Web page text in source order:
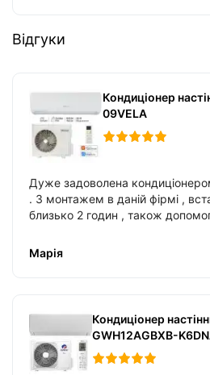
Відгуки
Кондиціонер
09VELA
Дуже задоволена
. З монтажем в даній фірмі , встановлення зайняло
близько 2 годин , також допомогли налаштувати
Марія
Кондиціонер
GWH12AGBXB-